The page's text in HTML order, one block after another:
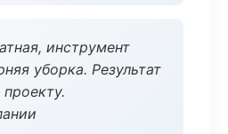
инструмент
уборка. Результат